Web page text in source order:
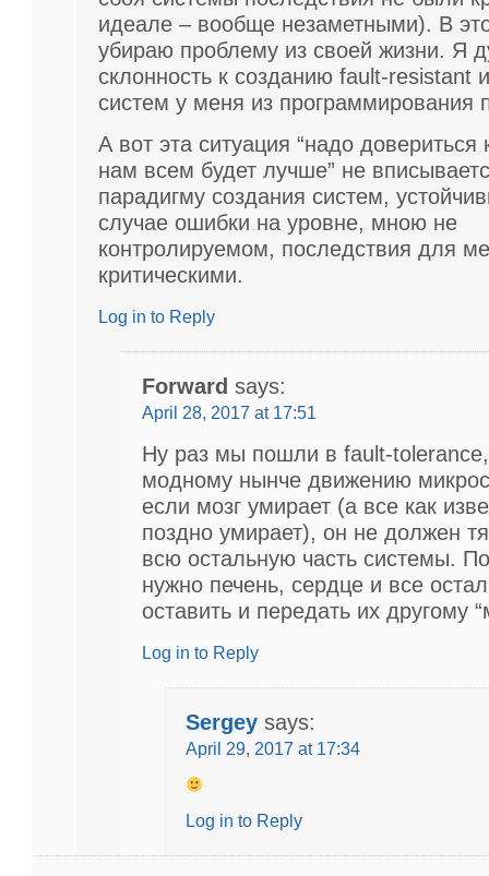
идеале – вообще незаметными). В
убираю проблему из своей жизни. Я
склонность к созданию fault-resistant
систем у меня из программирования
А вот эта ситуация “надо довериться
нам всем будет лучше” не
парадигму создания систем,
случае ошибки на уровне, мною не
контролируемом, последствия для
критическими.
Log in to Reply
Forward says:
April 28, 2017 at 17:51
Ну раз мы пошли в fault-
модному нынче движению
если мозг умирает (а все как
поздно умирает), он не должен
всю остальную часть системы.
нужно печень, сердце и все
оставить и передать их другому
Log in to Reply
Sergey says:
April 29, 2017 at 17:34
Log in to Reply